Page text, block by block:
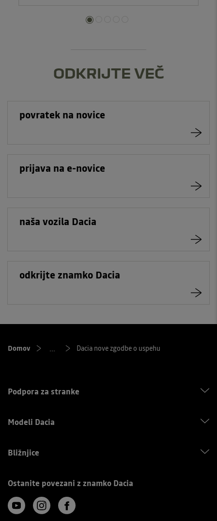
ODKRIJTE VEČ
povratek na novice
prijava na e-novice
naša vozila Dacia
odkrijte znamko Dacia